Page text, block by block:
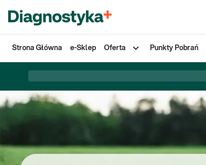
Strona Główna e-Sklep Oferta Punkty Pobrań